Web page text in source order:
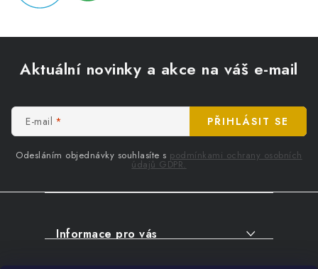
Aktuální novinky a akce na váš e-mail
E-mail
Odesláním objednávky souhlasíte s podmínkami ochrany osobních
údajů GDPR.
PŘIHLÁSIT SE
Informace pro vás